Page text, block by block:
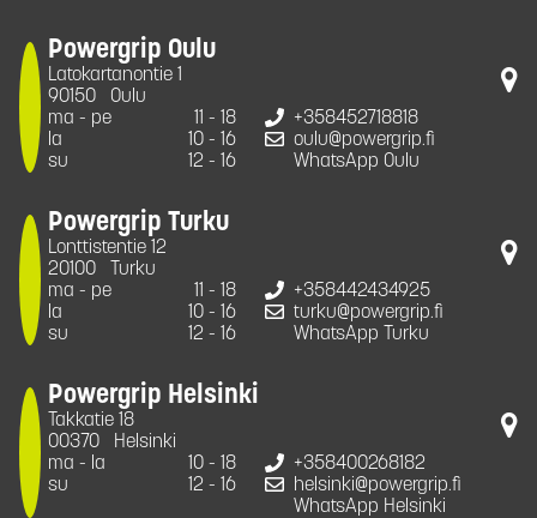
Powergrip Oulu
Latokartanontie 1
90150
Oulu
ma - pe
11 - 18
la
10 - 16
su
12 - 16
+358452718818
oulu@powergrip.fi
WhatsApp Oulu
Powergrip Turku
Lonttistentie 12
20100
Turku
ma - pe
11 - 18
la
10 - 16
su
12 - 16
+358442434925
turku@powergrip.fi
WhatsApp Turku
Powergrip Helsinki
Takkatie 18
00370
Helsinki
ma - la
10 - 18
su
12 - 16
+358400268182
helsinki@powergrip.fi
WhatsApp Helsinki